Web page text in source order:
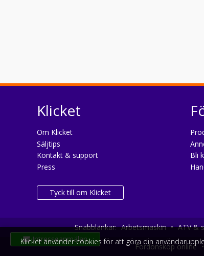
Intresseanmälan
Klicket
Om Klicket
Säljtips
Kontakt & support
Press
Tyck till om Klicket
Bli
Snabblänkar: Arbetsmaskin • ATV &
Fordonsköp online •
Klicket använder cookies för att göra din